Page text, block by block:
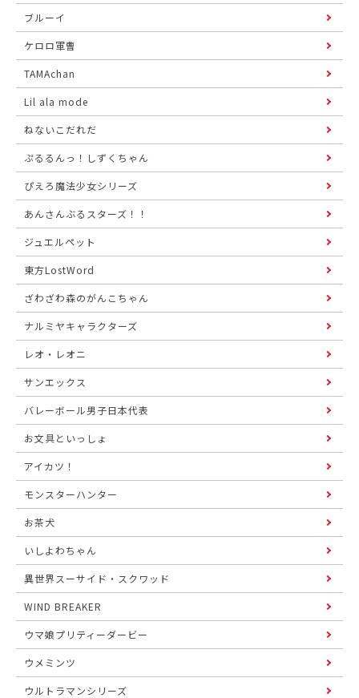
ブルーイ
ケロロ軍曹
TAMAchan
Lil ala mode
ねないこだれだ
ぷるるんっ！しずくちゃん
ぴえろ魔法少女シリーズ
あんさんぶるスターズ！！
ジュエルペット
東方LostWord
ざわざわ森のがんこちゃん
ナルミヤキャラクターズ
レオ・レオニ
サンエックス
バレーボール男子日本代表
お文具といっしょ
アイカツ！
モンスターハンター
お茶犬
いしよわちゃん
異世界スーサイド・スクワッド
WIND BREAKER
ウマ娘プリティーダービー
ウメミンツ
ウルトラマンシリーズ